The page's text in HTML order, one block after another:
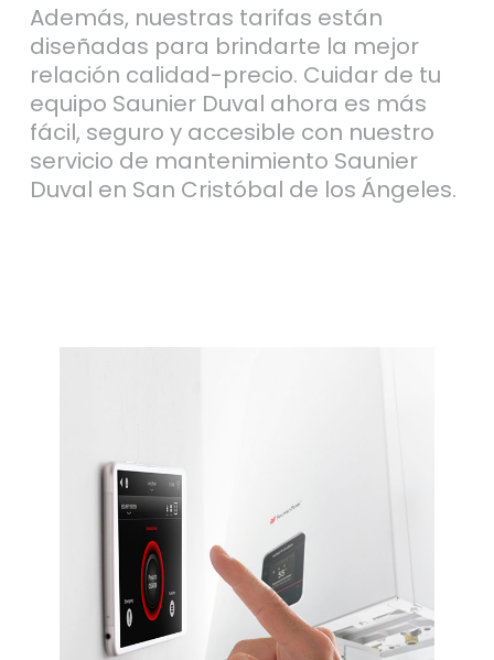
Además, nuestras tarifas están
diseñadas para brindarte la mejor
relación calidad-precio. Cuidar de tu
equipo Saunier Duval ahora es más
fácil, seguro y accesible con nuestro
servicio de mantenimiento Saunier
Duval en San Cristóbal de los Ángeles.